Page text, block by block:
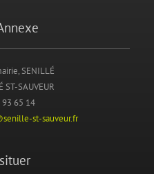
SENILLÉ
ST-SAUVEUR
93 65 14
st-sauveur.fr